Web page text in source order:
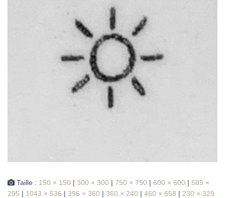
Taille : 150 × 150 | 300 × 300 | 750 × 750 | 600 × 600 | 585 ×
295 | 1043 × 536 | 396 × 360 | 360 × 240 | 460 × 658 | 230 × 329